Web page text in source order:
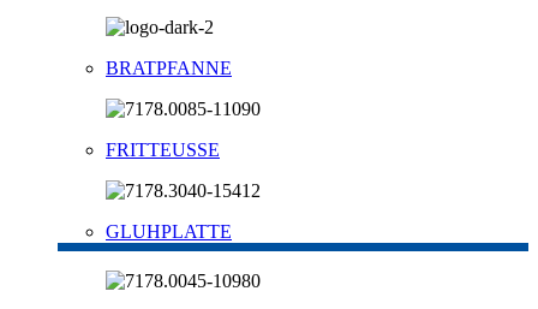
BRATPFANNE
FRITTEUSSE
GLUHPLATTE